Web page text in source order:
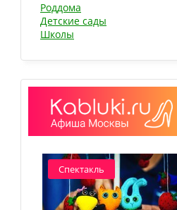
Роддома
Детские сады
Школы
Спектакль